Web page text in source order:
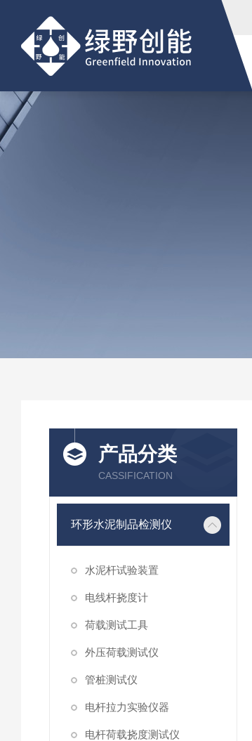
产品分类
CASSIFICATION
环形水泥制品检测仪
水泥杆试验装置
电线杆挠度计
荷载测试工具
外压荷载测试仪
管桩测试仪
电杆拉力实验仪器
电杆荷载挠度测试仪